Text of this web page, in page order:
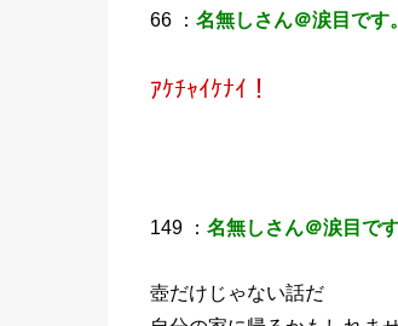
66 ： 名無しさん＠涙目です。
ｱｹﾁｬｲｹﾅｲ！
149 ： 名無しさん＠涙目です
壺だけじゃない話だ